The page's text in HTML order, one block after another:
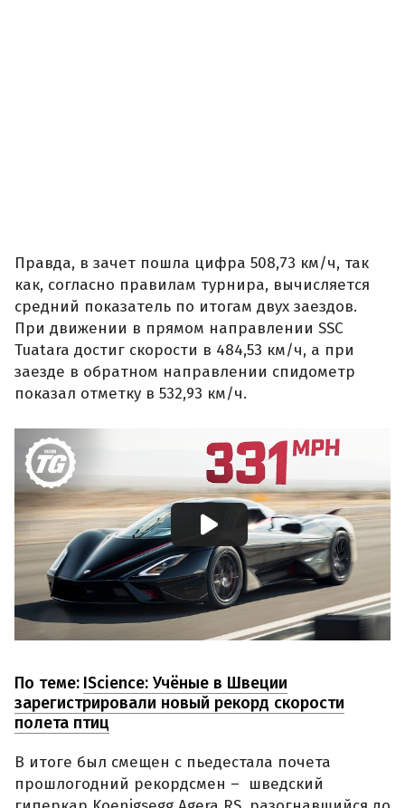
Правда, в зачет пошла цифра 508,73 км/ч, так
как, согласно правилам турнира, вычисляется
средний показатель по итогам двух заездов.
При движении в прямом направлении SSC
Tuatara достиг скорости в 484,53 км/ч, а при
заезде в обратном направлении спидометр
показал отметку в 532,93 км/ч.
По теме: IScience: Учёные в Швеции
зарегистрировали новый рекорд скорости
полета птиц
В итоге был смещен с пьедестала почета
прошлогодний рекордсмен – шведский